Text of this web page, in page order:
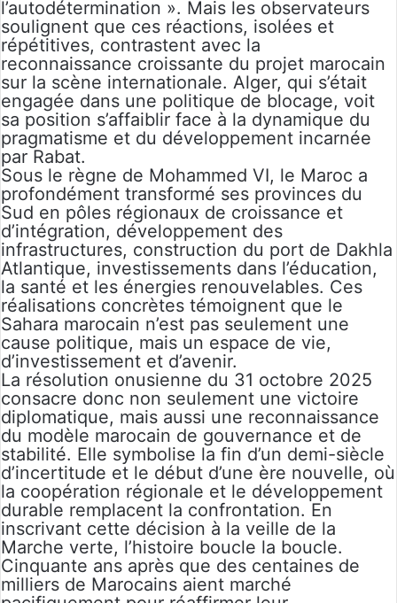
l’autodétermination ». Mais les observateurs
soulignent que ces réactions, isolées et
répétitives, contrastent avec la
reconnaissance croissante du projet marocain
sur la scène internationale. Alger, qui s’était
engagée dans une politique de blocage, voit
sa position s’affaiblir face à la dynamique du
pragmatisme et du développement incarnée
par Rabat.
Sous le règne de Mohammed VI, le Maroc a
profondément transformé ses provinces du
Sud en pôles régionaux de croissance et
d’intégration, développement des
infrastructures, construction du port de Dakhla
Atlantique, investissements dans l’éducation,
la santé et les énergies renouvelables. Ces
réalisations concrètes témoignent que le
Sahara marocain n’est pas seulement une
cause politique, mais un espace de vie,
d’investissement et d’avenir.
La résolution onusienne du 31 octobre 2025
consacre donc non seulement une victoire
diplomatique, mais aussi une reconnaissance
du modèle marocain de gouvernance et de
stabilité. Elle symbolise la fin d’un demi-siècle
d’incertitude et le début d’une ère nouvelle, où
la coopération régionale et le développement
durable remplacent la confrontation. En
inscrivant cette décision à la veille de la
Marche verte, l’histoire boucle la boucle.
Cinquante ans après que des centaines de
milliers de Marocains aient marché